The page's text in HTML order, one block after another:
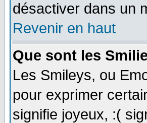
désactiver dans un
Revenir en haut
Que sont les
Les Smileys, ou
pour exprimer
signifie joyeux, :(